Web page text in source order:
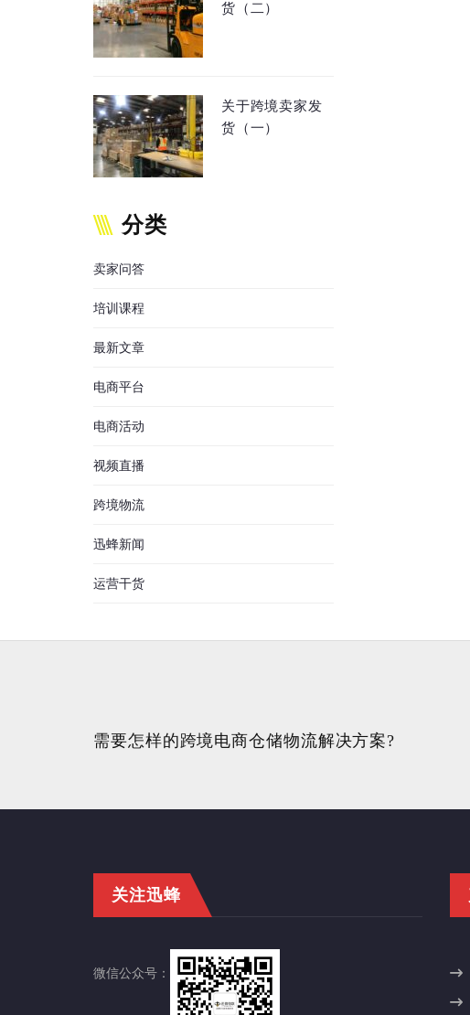
货（二）
关于跨境卖家发
货（一）
分类
卖家问答
培训课程
最新文章
电商平台
电商活动
视频直播
跨境物流
迅蜂新闻
运营干货
需要怎样的跨境电商仓储物流解决方案?
关注迅蜂
微信公众号：